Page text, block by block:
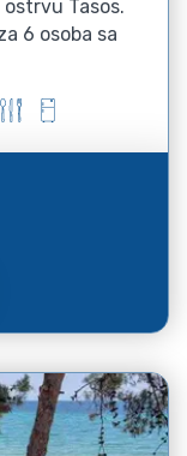
Tasos.
6 osoba sa